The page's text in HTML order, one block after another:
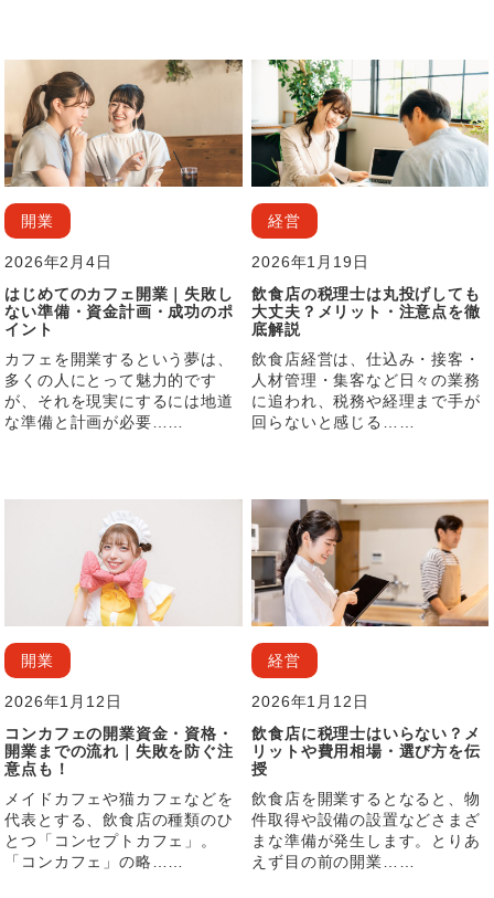
開業
2026年2月4日
はじめてのカフェ開業｜失敗し
ない準備・資金計画・成功のポ
イント
カフェを開業するという夢は、
多くの人にとって魅力的です
が、それを現実にするには地道
な準備と計画が必要……
経営
2026年1月19日
飲食店の税理士は丸投げしても
大丈夫？メリット・注意点を徹
底解説
飲食店経営は、仕込み・接客・
人材管理・集客など日々の業務
に追われ、税務や経理まで手が
回らないと感じる……
開業
2026年1月12日
コンカフェの開業資金・資格・
開業までの流れ｜失敗を防ぐ注
意点も！
メイドカフェや猫カフェなどを
代表とする、飲食店の種類のひ
とつ「コンセプトカフェ」。
「コンカフェ」の略……
経営
2026年1月12日
飲食店に税理士はいらない？メ
リットや費用相場・選び方を伝
授
飲食店を開業するとなると、物
件取得や設備の設置などさまざ
まな準備が発生します。とりあ
えず目の前の開業……